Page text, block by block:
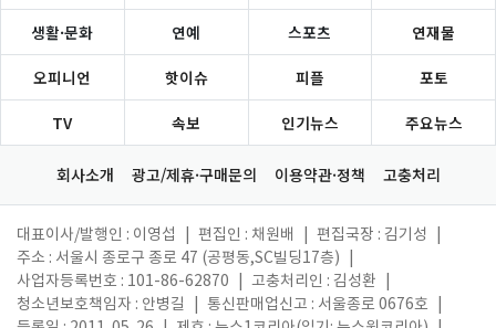
생활·문화 연예 스포츠 연재물
오피니언 핫이슈 피플 포토
TV 속보 인기뉴스 주요뉴스
회사소개 광고/제휴·구매문의 이용약관·정책 고충처리
대표이사/발행인 : 이영섭 편집인 : 채원배 편집국장 : 김기성
주소 : 서울시 종로구 종로 47 (공평동,SC빌딩17층)
사업자등록번호 : 101-86-62870
고충처리인 : 김성환
청소년보호책임자 : 안병길
통신판매업신고 : 서울종로 0676호